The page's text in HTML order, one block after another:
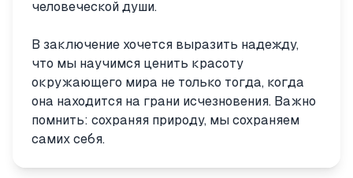
человеческой души.
В заключение хочется выразить надежду,
что мы научимся ценить красоту
окружающего мира не только тогда, когда
она находится на грани исчезновения. Важно
помнить: сохраняя природу, мы сохраняем
самих себя.